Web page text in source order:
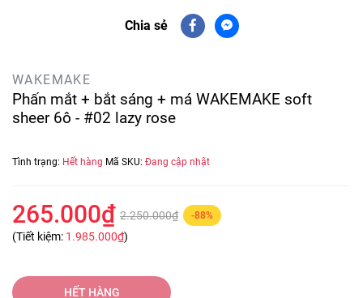
Chia sẻ
WAKEMAKE
Phấn mắt + bắt sáng + má WAKEMAKE soft
sheer 6ô - #02 lazy rose
Tình trạng: Hết hàng Mã SKU: Đang cập nhật
265.000₫ 2.250.000₫ -88%
(Tiết kiệm: 1.985.000₫)
HẾT HÀNG